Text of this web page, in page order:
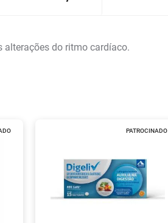
alterações do ritmo cardíaco.
PATROCINADO